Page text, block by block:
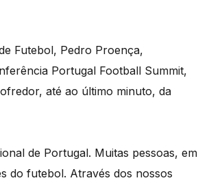
Futebol, Pedro Proença,
Portugal Football Summit,
até ao último minuto, da
de Portugal. Muitas pessoas, em
do futebol. Através dos nossos